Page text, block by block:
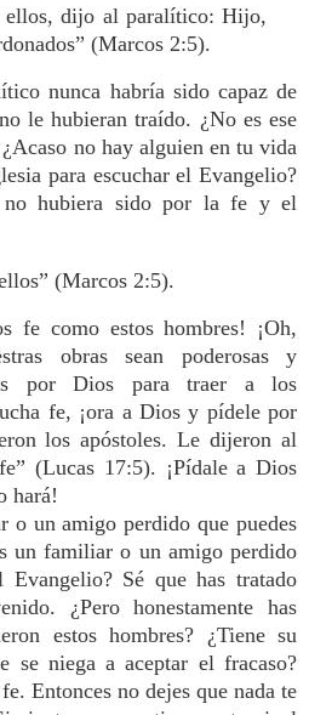
ellos, dijo al paralítico: Hijo,
(Marcos 2:5).
nunca habría sido capaz de
le hubieran traído. ¿No es ese
no hay alguien en tu vida
para escuchar el Evangelio?
no hubiera sido por la fe y el
(Marcos 2:5).
fe como estos hombres! ¡Oh,
obras sean poderosas y
por Dios para traer a los
fe, ¡ora a Dios y pídele por
los apóstoles. Le dijeron al
(Lucas 17:5). ¡Pídale a Dios
hará!
o un amigo perdido que puedes
un familiar o un amigo perdido
Evangelio? Sé que has tratado
¿Pero honestamente has
estos hombres? ¿Tiene su
se niega a aceptar el fracaso?
Entonces no dejes que nada te